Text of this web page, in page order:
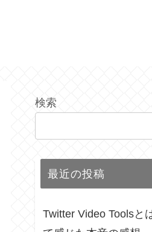
検索
最近の投稿
Twitter Video Toolsと